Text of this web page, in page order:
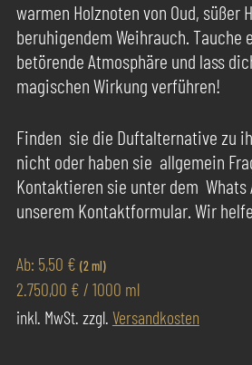
Kundenbewertungen
warmen Holznoten von Oud, süßer
beruhigendem Weihrauch. Tauche
betörende Atmosphäre und lass
magischen Wirkung verführen!
Finden sie die Duftalternative zu
nicht oder haben sie allgemein
Kontaktieren sie unter dem Whats
unserem Kontaktformular. Wir
Ab: 5,50 € (2 ml)
2.750,00 € / 1000 ml
inkl. MwSt. zzgl. Versandkosten